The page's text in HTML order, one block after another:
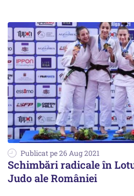
Publicat pe 26 Aug 2021
Schimbări radicale în
Judo ale României